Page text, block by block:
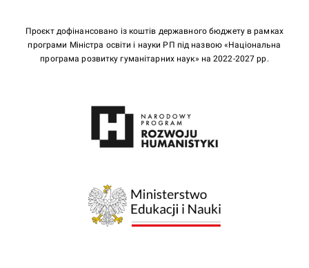
Проєкт дофінансовано із коштів державного бюджету в рамках
програми Міністра освіти і науки РП під назвою «Національна
програма розвитку гуманітарних наук» на 2022-2027 рр.